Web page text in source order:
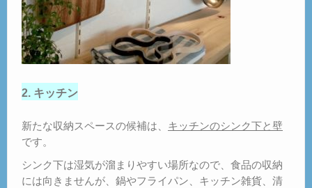
2. キッチン
新たな収納スペースの候補は、 キッチンのシンク下と壁
です。
シンク下は湿気が溜まりやすい場所なので、食品の収納
には向きませんが、鍋やフライパン、キッチン雑貨、清